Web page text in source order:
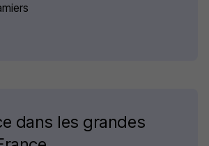
dans les grandes